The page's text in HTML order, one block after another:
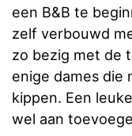
een B&B te
zelf verbouwd
zo bezig met de
enige dames die
kippen. Een
wel aan